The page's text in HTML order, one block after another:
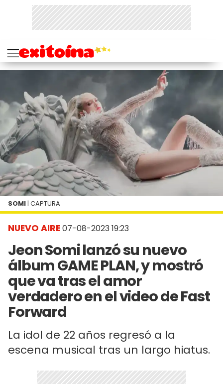
NUEVO AIRE07-08-2023 19:23
Jeon Somi lanzó su nuevo
álbum GAME PLAN, y mostró
que va tras el amor
verdadero en el video de Fast
Forward
La idol de 22 años regresó a la
escena musical tras un largo hiatus.
SOMI | CAPTURA